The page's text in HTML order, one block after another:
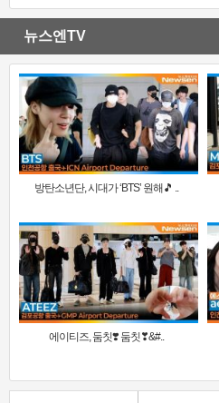
뉴스엔TV
방탄소년단, 시대가 ‘BTS’ 원해🎵 ..
에이티즈, 둠칫❣️ 둠칫❣&#..